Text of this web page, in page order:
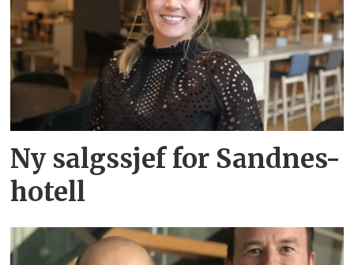
Ny salgssjef for Sandnes-
hotell